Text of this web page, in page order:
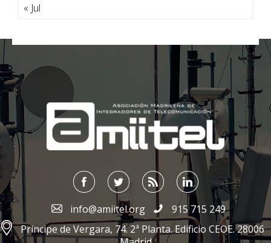
« Jul
;
info@amiitel.org
915 715 249
Príncipe de Vergara, 74. 2ª Planta. Edificio CEOE. 28006